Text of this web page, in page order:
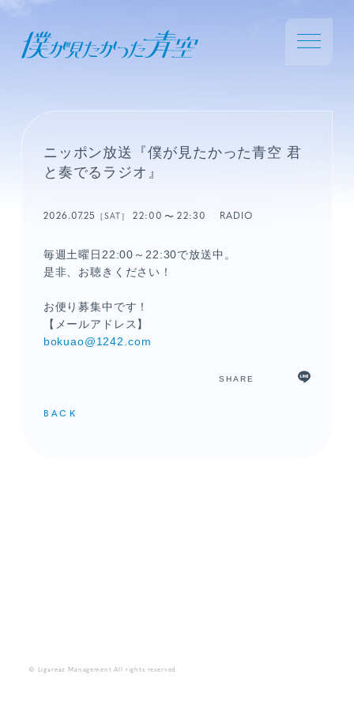
ニッポン放送『僕が見たかった青空 君
と奏でるラジオ』
2026.07.25 ［SAT］22:00 22:30 RADIO
毎週土曜日22:00～22:30で放送中。
是非、お聴きください！
お便り募集中です！
【メールアドレス】
bokuao@1242.com
SHARE
BACK
© Ligareaz Management All rights reserved.